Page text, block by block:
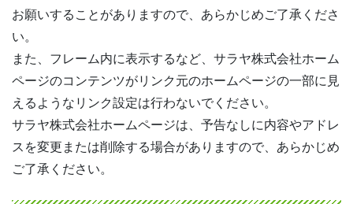
お願いすることがありますので、あらかじめご了承くださ
い。
また、フレーム内に表示するなど、サラヤ株式会社ホーム
ページのコンテンツがリンク元のホームページの一部に見
えるようなリンク設定は行わないでください。
サラヤ株式会社ホームページは、予告なしに内容やアドレ
スを変更または削除する場合がありますので、あらかじめ
ご了承ください。